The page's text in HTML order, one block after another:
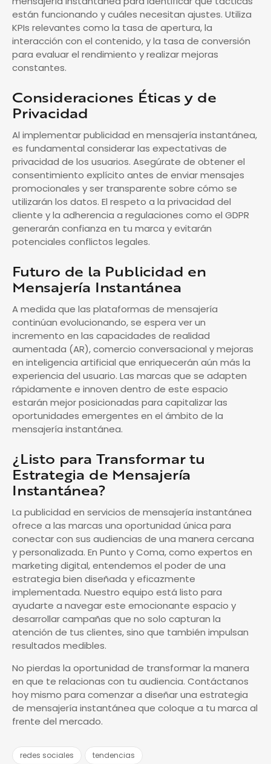
están funcionando y cuáles necesitan ajustes. Utiliza
KPIs relevantes como la tasa de apertura, la
interacción con el contenido, y la tasa de conversión
para evaluar el rendimiento y realizar mejoras
constantes.
Consideraciones Éticas y de
Privacidad
Al implementar publicidad en mensajería instantánea,
es fundamental considerar las expectativas de
privacidad de los usuarios. Asegúrate de obtener el
consentimiento explícito antes de enviar mensajes
promocionales y ser transparente sobre cómo se
utilizarán los datos. El respeto a la privacidad del
cliente y la adherencia a regulaciones como el GDPR
generarán confianza en tu marca y evitarán
potenciales conflictos legales.
Futuro de la Publicidad en
Mensajería Instantánea
A medida que las plataformas de mensajería
continúan evolucionando, se espera ver un
incremento en las capacidades de realidad
aumentada (AR), comercio conversacional y mejoras
en inteligencia artificial que enriquecerán aún más la
experiencia del usuario. Las marcas que se adapten
rápidamente e innoven dentro de este espacio
estarán mejor posicionadas para capitalizar las
oportunidades emergentes en el ámbito de la
mensajería instantánea.
¿Listo para Transformar tu
Estrategia de Mensajería
Instantánea?
La publicidad en servicios de mensajería instantánea
ofrece a las marcas una oportunidad única para
conectar con sus audiencias de una manera cercana
y personalizada. En Punto y Coma, como expertos en
marketing digital, entendemos el poder de una
estrategia bien diseñada y eficazmente
implementada. Nuestro equipo está listo para
ayudarte a navegar este emocionante espacio y
desarrollar campañas que no solo capturan la
atención de tus clientes, sino que también impulsan
resultados medibles.
No pierdas la oportunidad de transformar la manera
en que te relacionas con tu audiencia. Contáctanos
hoy mismo para comenzar a diseñar una estrategia
de mensajería instantánea que coloque a tu marca al
frente del mercado.
redes sociales tendencias